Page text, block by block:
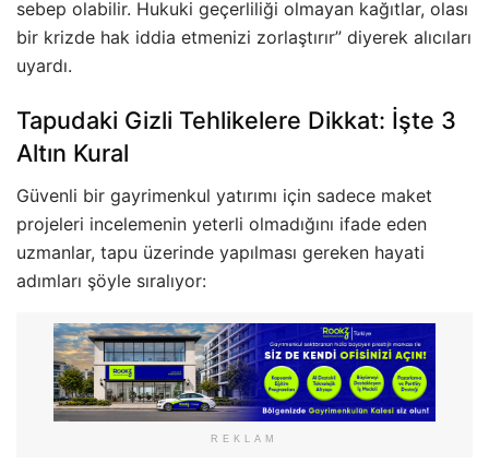
sebep olabilir. Hukuki geçerliliği olmayan kağıtlar, olası
bir krizde hak iddia etmenizi zorlaştırır” diyerek alıcıları
uyardı.
Tapudaki Gizli Tehlikelere Dikkat: İşte 3
Altın Kural
Güvenli bir gayrimenkul yatırımı için sadece maket
projeleri incelemenin yeterli olmadığını ifade eden
uzmanlar, tapu üzerinde yapılması gereken hayati
adımları şöyle sıralıyor:
REKLAM